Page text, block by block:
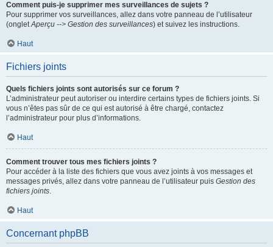
Comment puis-je supprimer mes surveillances de sujets ?
Pour supprimer vos surveillances, allez dans votre panneau de l’utilisateur
(ongletAperçu --> Gestion des surveillances) et suivez les instructions.
Haut
Fichiers joints
Quels fichiers joints sont autorisés sur ce forum ?
L’administrateur peut autoriser ou interdire certains types de fichiers joints. Si
vous n’êtes pas sûr de ce qui est autorisé à être chargé, contactez
l’administrateur pour plus d’informations.
Haut
Comment trouver tous mes fichiers joints ?
Pour accéder à la liste des fichiers que vous avez joints à vos messages et
messages privés, allez dans votre panneau de l’utilisateur puis Gestion des
fichiers joints.
Haut
Concernant phpBB